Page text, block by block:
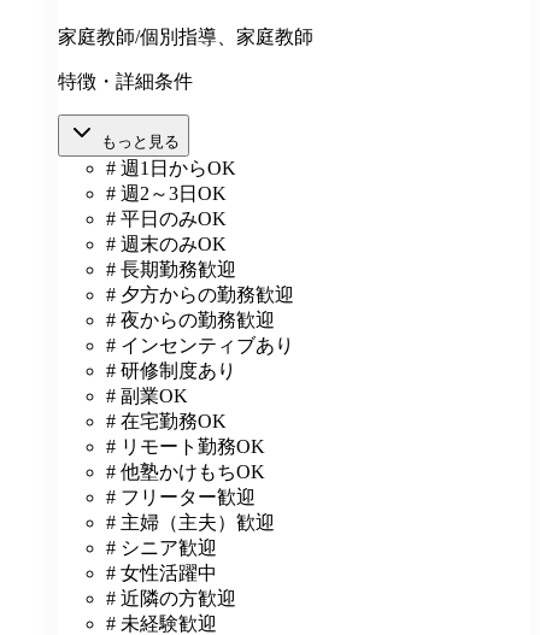
家庭教師/個別指導、家庭教師
特徴・詳細条件
もっと見る
# 週1日からOK
# 週2～3日OK
# 平日のみOK
# 週末のみOK
# 長期勤務歓迎
# 夕方からの勤務歓迎
# 夜からの勤務歓迎
# インセンティブあり
# 研修制度あり
# 副業OK
# 在宅勤務OK
# リモート勤務OK
# 他塾かけもちOK
# フリーター歓迎
# 主婦（主夫）歓迎
# シニア歓迎
# 女性活躍中
# 近隣の方歓迎
# 未経験歓迎